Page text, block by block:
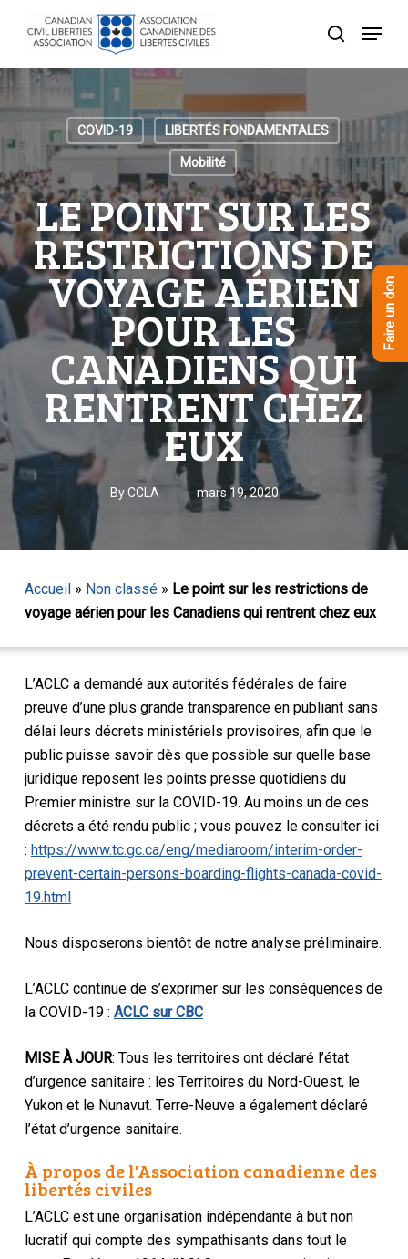
content
recherche
Menu
COVID-19 LIBERTÉS FONDAMENTALES
Mobilité
LE POINT SUR LES
RESTRICTIONS DE
VOYAGE AÉRIEN
POUR LES
CANADIENS QUI
RENTRENT CHEZ
EUX
By CCLA mars 19, 2020
Accueil» Non classé» Le point sur les restrictions de
voyage aérien pour les Canadiens qui rentrent chez eux
L’ACLC a demandé aux autorités fédérales de faire
preuve d’une plus grande transparence en publiant sans
délai leurs décrets ministériels provisoires, afin que le
public puisse savoir dès que possible sur quelle base
juridique reposent les points presse quotidiens du
Premier ministre sur la COVID-19. Au moins un de ces
décrets a été rendu public ; vous pouvez le consulter ici
: https://www.tc.gc.ca/eng/mediaroom/interim-order-
prevent-certain-persons-boarding-flights-canada-covid-
19.html
Nous disposerons bientôt de notre analyse préliminaire.
L’ACLC continue de s’exprimer sur les conséquences de
la COVID-19 : ACLC sur CBC
MISE À JOUR: Tous les territoires ont déclaré l’état
d’urgence sanitaire : les Territoires du Nord-Ouest, le
Yukon et le Nunavut. Terre-Neuve a également déclaré
l’état d’urgence sanitaire.
À propos de l'Association canadienne des
libertés civiles
L’ACLC est une organisation indépendante à but non
lucratif qui compte des sympathisants dans tout le
Faire un don